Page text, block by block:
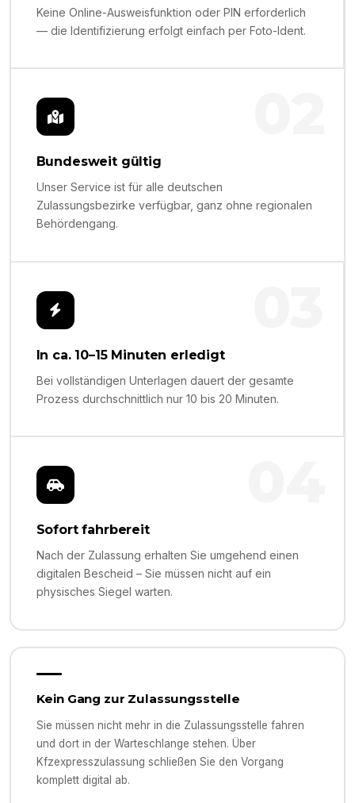
Keine Online-Ausweisfunktion oder PIN erforderlich
— die Identifizierung erfolgt einfach per Foto-Ident.
Bundesweit gültig
Unser Service ist für alle deutschen
Zulassungsbezirke verfügbar, ganz ohne regionalen
Behördengang.
In ca. 10–15 Minuten erledigt
Bei vollständigen Unterlagen dauert der gesamte
Prozess durchschnittlich nur 10 bis 20 Minuten.
Sofort fahrbereit
Nach der Zulassung erhalten Sie umgehend einen
digitalen Bescheid – Sie müssen nicht auf ein
physisches Siegel warten.
Kein Gang zur Zulassungsstelle
Sie müssen nicht mehr in die Zulassungsstelle fahren
und dort in der Warteschlange stehen. Über
Kfzexpresszulassung schließen Sie den Vorgang
komplett digital ab.